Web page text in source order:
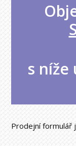
s níže
Prodejní